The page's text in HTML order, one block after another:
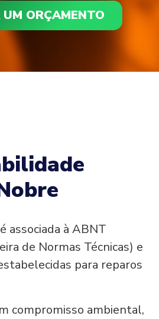
UM ORÇAMENTO
associada à ABNT
de Normas Técnicas) e
para reparos
compromisso ambiental,